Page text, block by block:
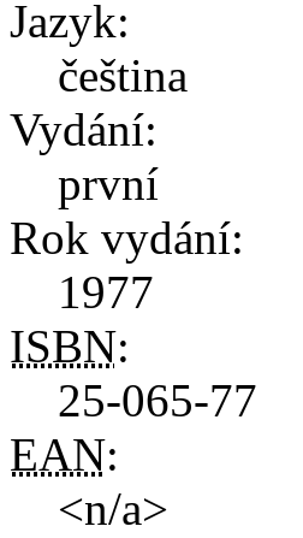
Jazyk:
čeština
Vydání:
první
Rok vydání:
1977
ISBN:
25-065-77
EAN:
<n/a>